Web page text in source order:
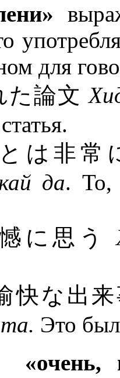
для
た論文
は非
да. То,
に思う
快な出
Это